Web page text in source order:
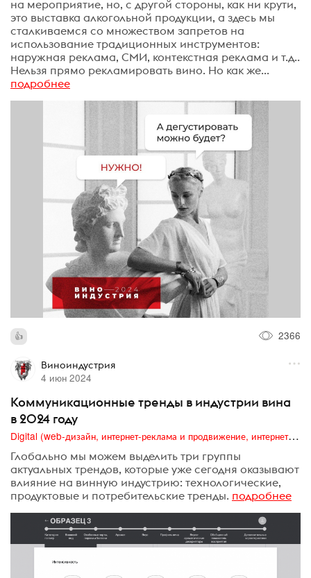
на мероприятие, но, с другой стороны, как ни крути,
это выставка алкогольной продукции, а здесь мы
сталкиваемся со множеством запретов на
использование традиционных инструментов:
наружная реклама, СМИ, контекстная реклама и т.д..
Нельзя прямо рекламировать вино. Но как же...
подробнее
2366
Виноиндустрия
4 июн 2024
Коммуникационные тренды в индустрии вина
в 2024 году
Digital (web-дизайн, интернет-реклама и продвижение, интернет-сообщества и блоги, интернет-коммуникации, мобильный маркетинг, реклама на цифровых экранах)
Глобально мы можем выделить три группы
актуальных трендов, которые уже сегодня оказывают
влияние на винную индустрию: технологические,
продуктовые и потребительские тренды. подробнее